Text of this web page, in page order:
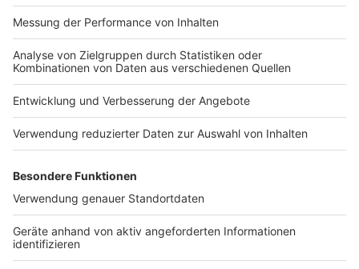
Impressum
Nutzungsbedingungen
Jobs
Presse
Werben
Archiv
ANTENNE BAYERN GROUP
Stiftung ANTENNE BAYERN
hilft
Kontakt
Studio-Hotline
Verkehrs-Hotline
Newsletter